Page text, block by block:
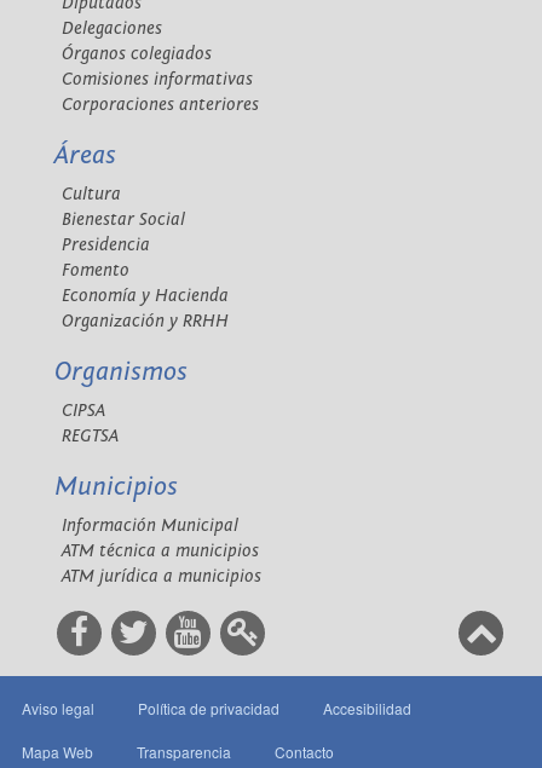
Delegaciones
Órganos colegiados
Comisiones informativas
Corporaciones anteriores
Áreas
Cultura
Bienestar Social
Presidencia
Fomento
Economía y Hacienda
Organización y RRHH
Organismos
CIPSA
REGTSA
Municipios
Información Municipal
ATM técnica a municipios
ATM jurídica a municipios
Aviso legal Política de privacidad Accesibilidad
Mapa Web Transparencia Contacto